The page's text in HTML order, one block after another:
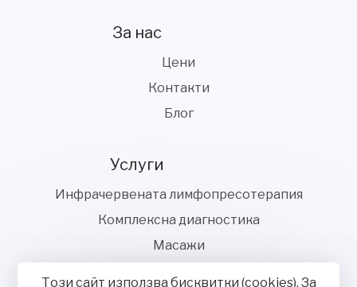
За нас
Цени
Контакти
Блог
Услуги
Инфрачервената лимфопресотерапия
Комплексна диагностика
Масажи
Този сайт използва бисквитки (cookies). За